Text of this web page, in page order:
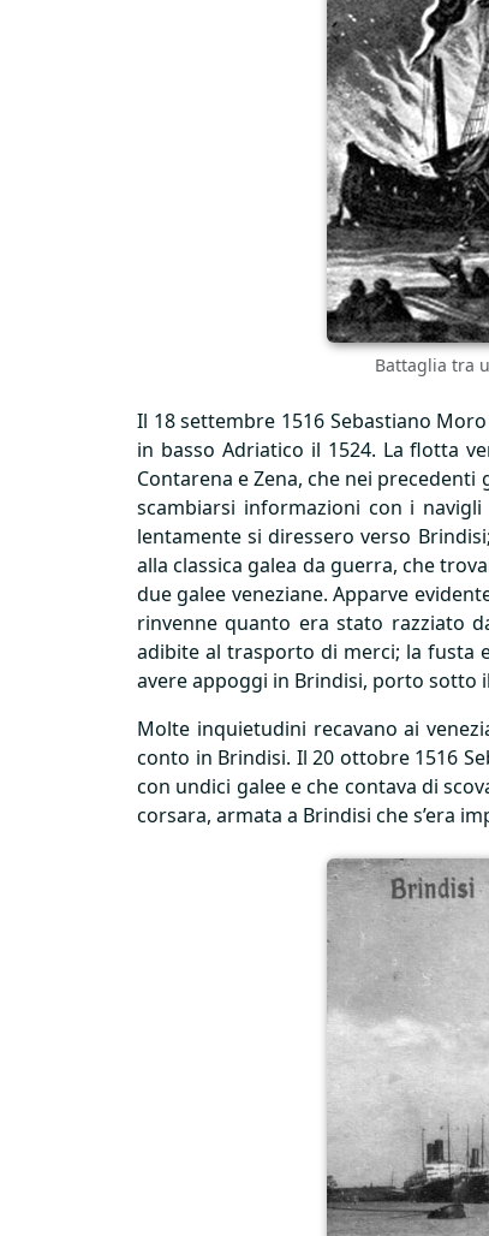
Battaglia tra
Il 18 settembre 1516 Sebastiano Moro
in basso Adriatico il 1524. La flotta
Contarena e Zena, che nei
scambiarsi informazioni con i
lentamente si diressero verso
alla classica galea da guerra, che
due galee veneziane. Apparve
rinvenne quanto era stato razziato
adibite al trasporto di merci; la fusta
avere appoggi in Brindisi, porto sotto
Molte inquietudini recavano ai
conto in Brindisi. Il 20 ottobre 1516
con undici galee e che contava di
corsara, armata a Brindisi che s’era